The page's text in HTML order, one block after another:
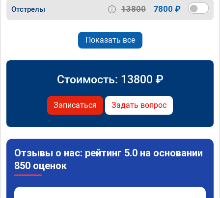
Отстрелы 13800 7800 ₽
Показать все
Стоимость: 13800 ₽
Записаться Задать вопрос
Отзывы о нас: рейтинг 5.0 на основании
850 оценок